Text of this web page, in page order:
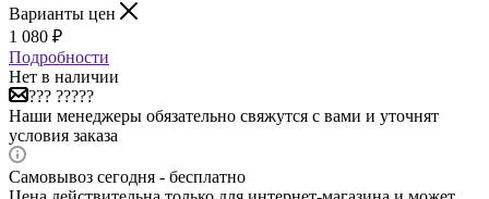
Варианты цен
1 080 ₽
Подробности
Нет в наличии
??? ?????
Наши менеджеры обязательно свяжутся с вами и уточнят
условия заказа
Самовывоз сегодня - бесплатно